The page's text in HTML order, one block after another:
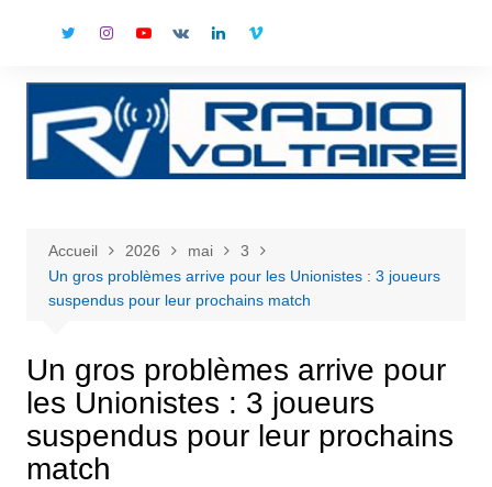
Accueil 2026 mai
3
Un gros problèmes arrive pour les Unionistes : 3 joueurs
suspendus pour leur prochains match
Un gros problèmes arrive pour
les Unionistes : 3 joueurs
suspendus pour leur prochains
match